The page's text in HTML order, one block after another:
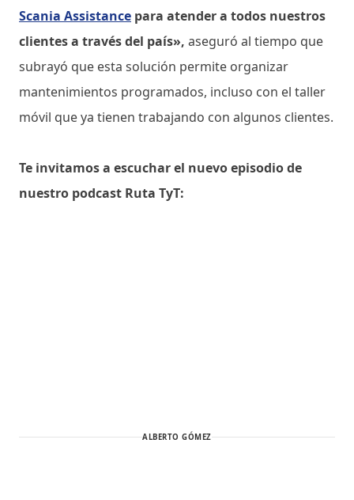
Scania Assistance para atender a todos nuestros
clientes a través del país», aseguró al tiempo que
subrayó que esta solución permite organizar
mantenimientos programados, incluso con el taller
móvil que ya tienen trabajando con algunos clientes.
Te invitamos a escuchar el nuevo episodio de
nuestro podcast Ruta TyT:
ALBERTO GÓMEZ